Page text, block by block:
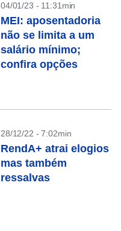
04/01/23 - 11:31min
MEI: aposentadoria
não se limita a um
salário mínimo;
confira opções
28/12/22 - 7:02min
RendA+ atrai elogios
mas também
ressalvas